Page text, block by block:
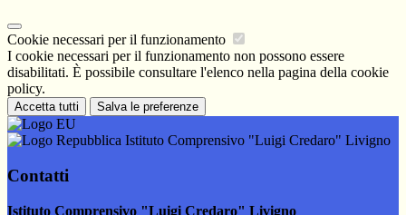
Cookie necessari per il funzionamento
I cookie necessari per il funzionamento non possono essere
disabilitati. È possibile consultare l'elenco nella pagina della cookie
policy.
Accetta tutti Salva le preferenze
Istituto Comprensivo "Luigi Credaro" Livigno
Contatti
Istituto Comprensivo "Luigi Credaro" Livigno